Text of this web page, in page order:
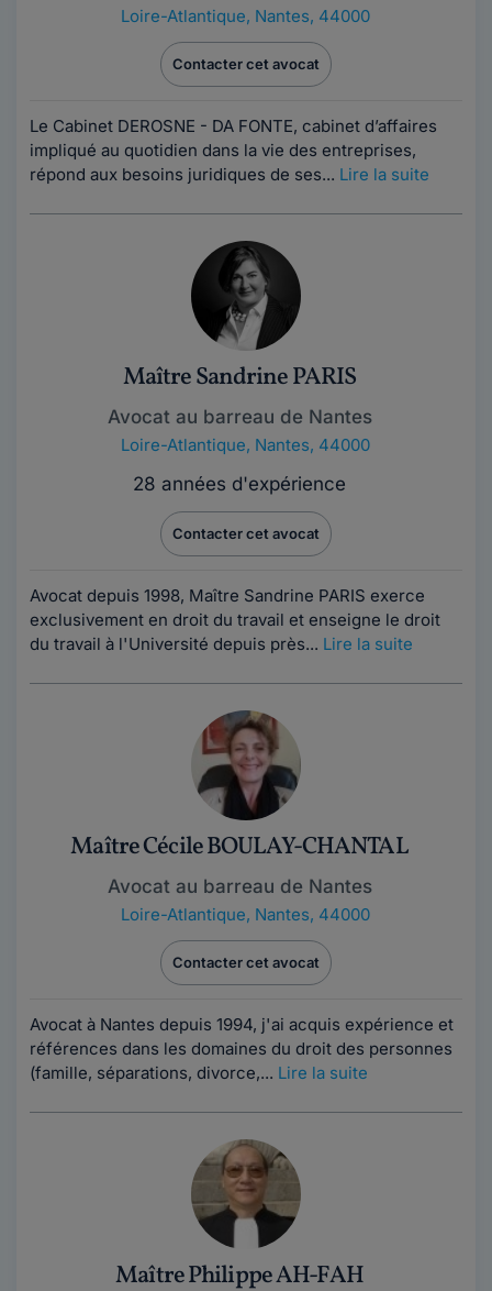
Loire-Atlantique, Nantes, 44000
Contacter cet avocat
Le Cabinet DEROSNE - DA FONTE, cabinet d’affaires
impliqué au quotidien dans la vie des entreprises,
répond aux besoins juridiques de ses... Lire la suite
Maître Sandrine PARIS
Avocat au barreau de Nantes
Loire-Atlantique, Nantes, 44000
28 années d'expérience
Contacter cet avocat
Avocat depuis 1998, Maître Sandrine PARIS exerce
exclusivement en droit du travail et enseigne le droit
du travail à l'Université depuis près... Lire la suite
Maître Cécile BOULAY-CHANTAL
Avocat au barreau de Nantes
Loire-Atlantique, Nantes, 44000
Contacter cet avocat
Avocat à Nantes depuis 1994, j'ai acquis expérience et
références dans les domaines du droit des personnes
(famille, séparations, divorce,... Lire la suite
Maître Philippe AH-FAH